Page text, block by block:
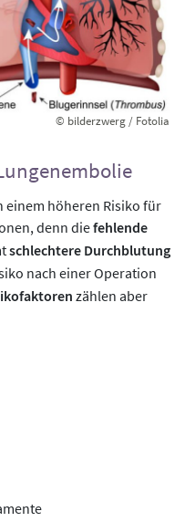
© bilderzwerg / Fotolia
einem höheren Risiko für
denn diefehlende
schlechtere Durchblutung
nach einer Operation
zählen aber